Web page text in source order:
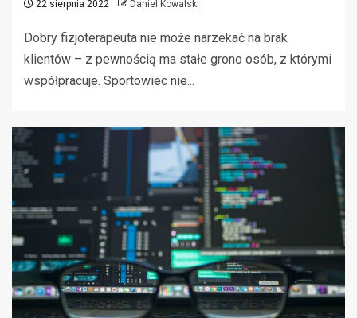
22 sierpnia 2022 Daniel Kowalski
Dobry fizjoterapeuta nie może narzekać na brak
klientów – z pewnością ma stałe grono osób, z którymi
współpracuje. Sportowiec nie...